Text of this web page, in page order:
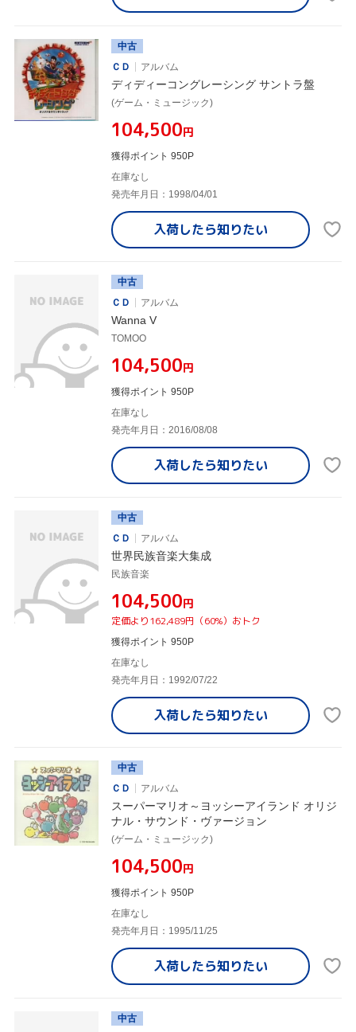
中古
ＣＤ
アルバム
ディディーコングレーシング サントラ盤
(ゲーム・ミュージック)
¥104,500円
獲得ポイント 950P
在庫なし
発売年月日：1998/04/01
入荷したら知りたい
中古
ＣＤ
アルバム
Wanna V
TOMOO
¥104,500円
獲得ポイント 950P
在庫なし
発売年月日：2016/08/08
入荷したら知りたい
中古
ＣＤ
アルバム
世界民族音楽大集成
民族音楽
¥104,500円
定価より162,489円（60%）おトク
獲得ポイント 950P
在庫なし
発売年月日：1992/07/22
入荷したら知りたい
中古
ＣＤ
アルバム
スーパーマリオ～ヨッシーアイランド オリジ
ナル・サウンド・ヴァージョン
(ゲーム・ミュージック)
¥104,500円
獲得ポイント 950P
在庫なし
発売年月日：1995/11/25
入荷したら知りたい
中古